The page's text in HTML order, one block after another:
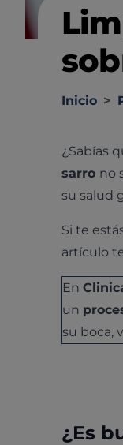
Inicio >
¿Sabías
sarro no
su salud
Si te
artículo
En
un
su boca,
¿Es